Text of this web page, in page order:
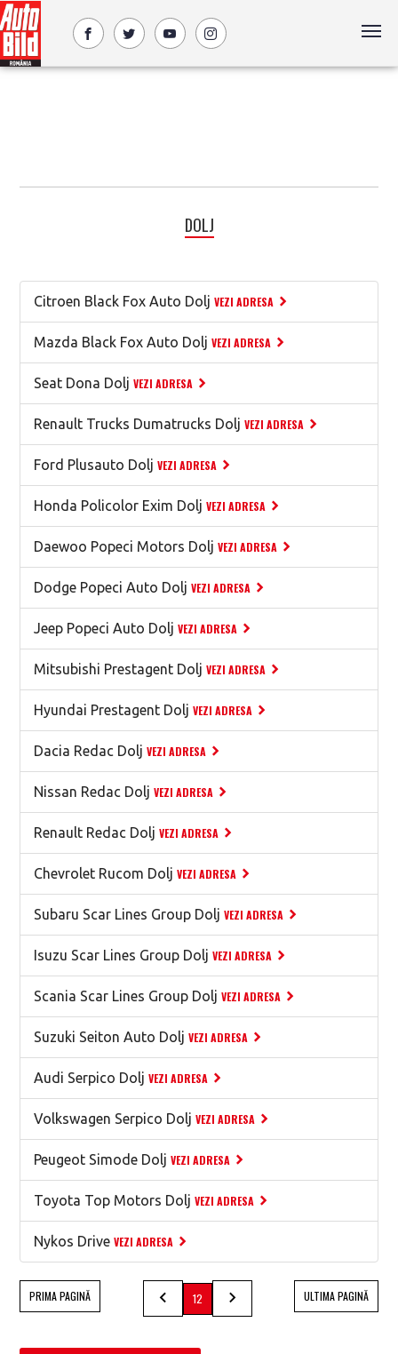
DOLJ
Citroen Black Fox Auto Dolj VEZI ADRESA
Mazda Black Fox Auto Dolj VEZI ADRESA
Seat Dona Dolj VEZI ADRESA
Renault Trucks Dumatrucks Dolj VEZI ADRESA
Ford Plusauto Dolj VEZI ADRESA
Honda Policolor Exim Dolj VEZI ADRESA
Daewoo Popeci Motors Dolj VEZI ADRESA
Dodge Popeci Auto Dolj VEZI ADRESA
Jeep Popeci Auto Dolj VEZI ADRESA
Mitsubishi Prestagent Dolj VEZI ADRESA
Hyundai Prestagent Dolj VEZI ADRESA
Dacia Redac Dolj VEZI ADRESA
Nissan Redac Dolj VEZI ADRESA
Renault Redac Dolj VEZI ADRESA
Chevrolet Rucom Dolj VEZI ADRESA
Subaru Scar Lines Group Dolj VEZI ADRESA
Isuzu Scar Lines Group Dolj VEZI ADRESA
Scania Scar Lines Group Dolj VEZI ADRESA
Suzuki Seiton Auto Dolj VEZI ADRESA
Audi Serpico Dolj VEZI ADRESA
Volkswagen Serpico Dolj VEZI ADRESA
Peugeot Simode Dolj VEZI ADRESA
Toyota Top Motors Dolj VEZI ADRESA
Nykos Drive VEZI ADRESA
PRIMA PAGINĂ 12 ULTIMA PAGINĂ